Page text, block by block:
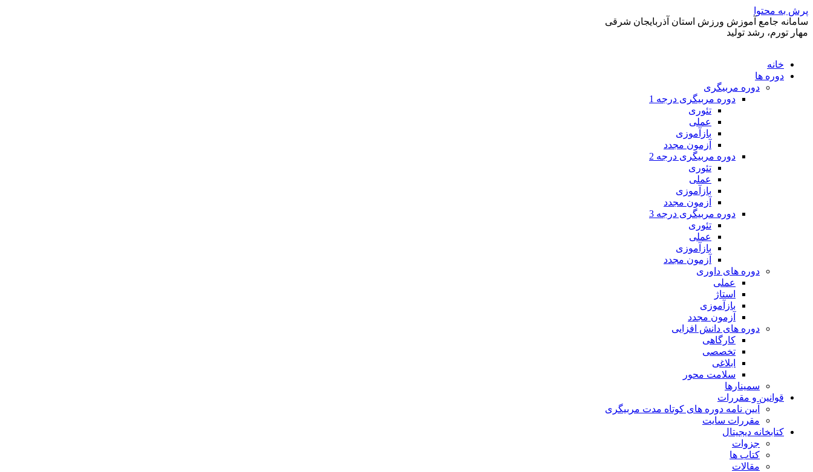
پرش به محتوا
سامانه جامع آموزش ورزش استان آذربایجان شرقی
مهار تورم، رشد تولید
خانه
دوره ها
دوره مربیگری
دوره مربیگری درجه 1
تئوری
عملی
بازآموزی
آزمون مجدد
دوره مربیگری درجه 2
تئوری
عملی
بازآموزی
آزمون مجدد
دوره مربیگری درجه 3
تئوری
عملی
بازآموزی
آزمون مجدد
دوره های داوری
عملی
استاژ
بازآموزی
آزمون مجدد
دوره های دانش افزایی
کارگاهی
تخصصی
ابلاغی
سلامت محور
سمینارها
قوانین و مقررات
آیین نامه دوره های کوتاه مدت مربیگری
مقررات سایت
کتابخانه دیجیتال
جزوات
کتاب ها
مقالات